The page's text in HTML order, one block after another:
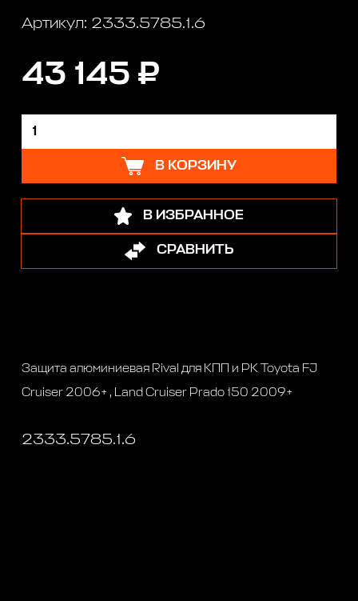
Артикул: 2333.5785.1.6
43 145 ₽
В КОРЗИНУ
В ИЗБРАННОЕ
СРАВНИТЬ
Защита алюминиевая Rival для КПП и РК Toyota FJ
Cruiser 2006+ , Land Cruiser Prado 150 2009+
2333.5785.1.6